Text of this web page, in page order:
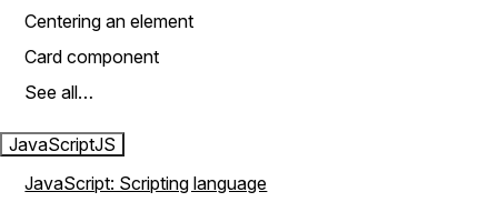
Centering an element
Card component
See all…
JavaScriptJS
JavaScript: Scripting language